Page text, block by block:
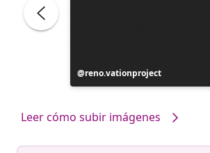
Publicación
realizada
reno.vationproject
Leer cómo subir imágenes